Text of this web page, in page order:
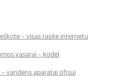
– visas rasite internetu
vasarai – kodėl
vandens aparatai ofisui